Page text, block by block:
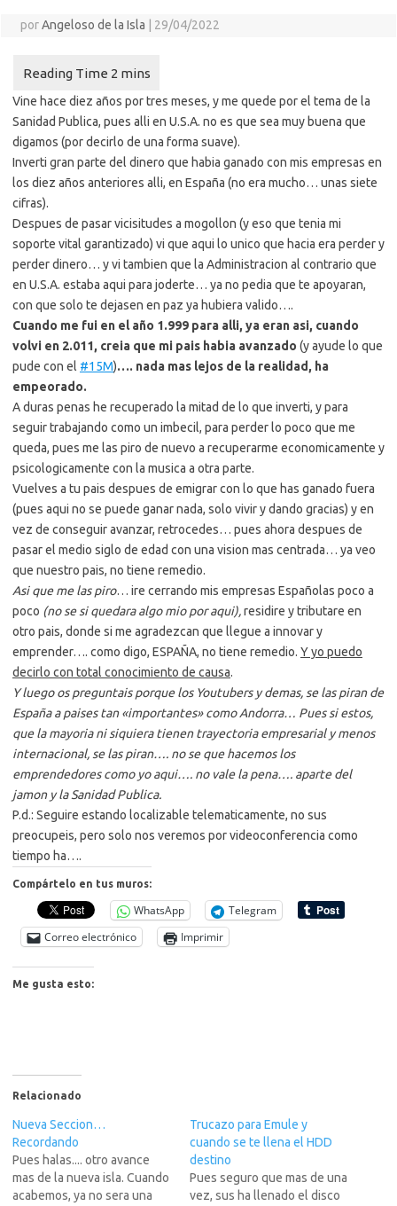
porAngeloso de la Isla 29/04/2022
Vine hace diez años por tres meses, y me quede por el tema de la
Sanidad Publica, pues alli en U.S.A. no es que sea muy buena que
digamos (por decirlo de una forma suave).
Inverti gran parte del dinero que habia ganado con mis empresas en
los diez años anteriores alli, en España (no era mucho… unas siete
cifras).
Despues de pasar vicisitudes a mogollon (y eso que tenia mi
soporte vital garantizado) vi que aqui lo unico que hacia era perder y
perder dinero… y vi tambien que la Administracion al contrario que
en U.S.A. estaba aqui para joderte… ya no pedia que te apoyaran,
con que solo te dejasen en paz ya hubiera valido….
Cuando me fui en el año 1.999 para alli, ya eran asi, cuando
volvi en 2.011, creia que mi pais habia avanzado (y ayude lo que
pude con el #15M)…. nada mas lejos de la realidad, ha
empeorado.
A duras penas he recuperado la mitad de lo que inverti, y para
seguir trabajando como un imbecil, para perder lo poco que me
queda, pues me las piro de nuevo a recuperarme economicamente y
psicologicamente con la musica a otra parte.
Vuelves a tu pais despues de emigrar con lo que has ganado fuera
(pues aqui no se puede ganar nada, solo vivir y dando gracias) y en
vez de conseguir avanzar, retrocedes… pues ahora despues de
pasar el medio siglo de edad con una vision mas centrada… ya veo
que nuestro pais, no tiene remedio.
Asi que me las piro… ire cerrando mis empresas Españolas poco a
poco (no se si quedara algo mio por aqui),residire y tributare en
otro pais, donde si me agradezcan que llegue a innovar y
emprender…. como digo, ESPAÑA, no tiene remedio. Y yo puedo
decirlo con total conocimiento de causa.
Y luego os preguntais porque los Youtubers y demas, se las piran de
España a paises tan «importantes» como Andorra… Pues si estos,
que la mayoria ni siquiera tienen trayectoria empresarial y menos
internacional, se las piran…. no se que hacemos los
emprendedores como yo aqui…. no vale la pena…. aparte del
jamon y la Sanidad Publica.
P.d.: Seguire estando localizable telematicamente, no sus
preocupeis, pero solo nos veremos por videoconferencia como
tiempo ha….
Compártelo en tus muros:
WhatsApp
Telegram
Correo electrónico
Imprimir
Me gusta esto:
Relacionado
Nueva Seccion…
Recordando
Pues halas.... otro avance
mas de la nueva isla. Cuando
acabemos, ya no sera una
Trucazo para Emule y
cuando se te llena el HDD
destino
Pues seguro que mas de una
vez, sus ha llenado el disco